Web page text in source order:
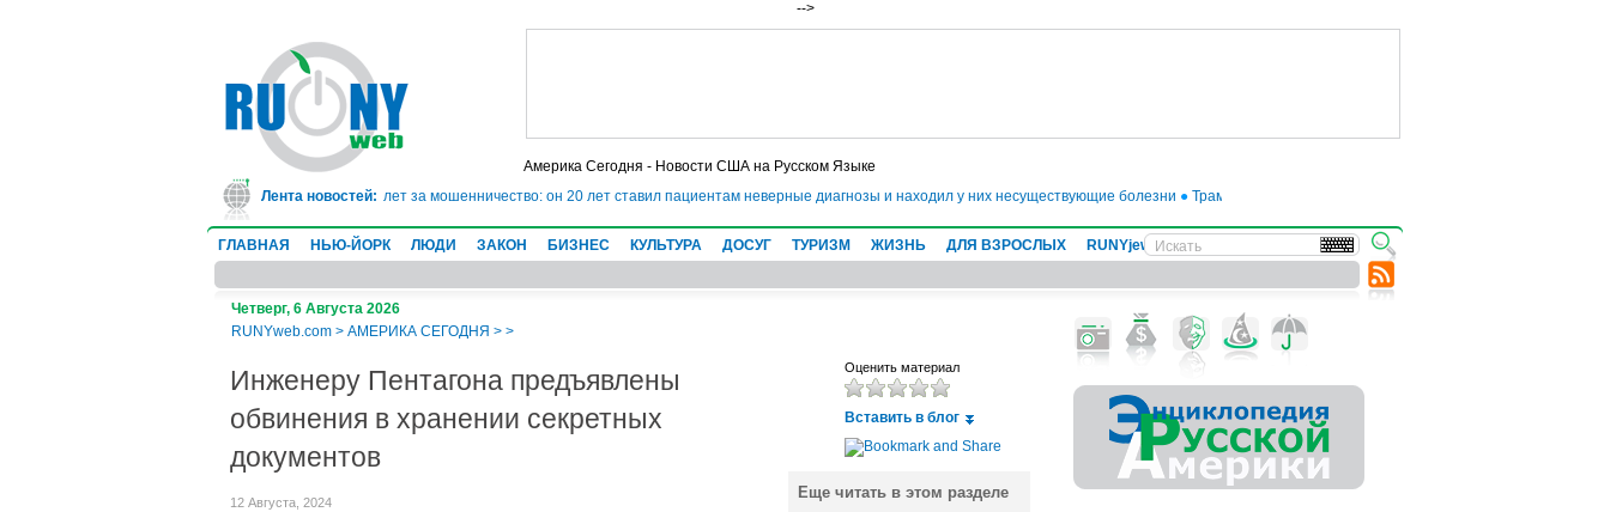
-->
Америка Сегодня - Новости США на Русском Языке
Лента новостей:
В Техасе врач-ревматолог сядет в тюрьму на 10 лет за мошенничество: он 20 лет ставил пациентам неверные диагнозы и находил у них несуществующие болезни● Трамп отложил введение 50-процентных пошлин на товары из
ГЛАВНАЯ НЬЮ-ЙОРК ЛЮДИ ЗАКОН БИЗНЕС КУЛЬТУРА ДОСУГ ТУРИЗМ ЖИЗНЬ ДЛЯ ВЗРОСЛЫХ RUNYjews ВЕСТИ ИЗ УКРАИНЫ
Четверг, 6 Августа 2026
RUNYweb.com > АМЕРИКА СЕГОДНЯ > >
Оценить материал
Вставить в блог
Еще читать в этом разделе
Инженеру Пентагона предъявлены
обвинения в хранении секретных
документов
12 Августа, 2024